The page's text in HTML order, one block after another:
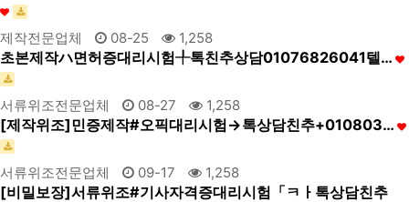
제작전문업체 08-25 1,258
초본제작ハ면허증대리시험╀톡친추상담01076826041텔…
서류위조전문업체 08-27 1,258
[제작위조]민증제작#오픽대리시험→톡상담친추+010803…
서류위조전문업체 09-17 1,258
[비밀보장]서류위조#기사자격증대리시험「ㅋㅏ톡상담친추